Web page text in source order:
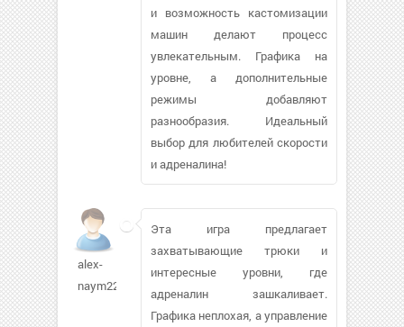
и возможность кастомизации
машин делают процесс
увлекательным. Графика на
уровне, а дополнительные
режимы добавляют
разнообразия. Идеальный
выбор для любителей скорости
и адреналина!
alex-
naym227
Эта игра предлагает
захватывающие трюки и
интересные уровни, где
адреналин зашкаливает.
Графика неплохая, а управление